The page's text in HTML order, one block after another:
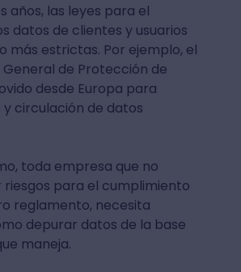
años, las leyes para el
datos de clientes y usuarios
más estrictas. Por ejemplo, el
de Protección de
desde Europa para
y circulación de datos
toda empresa que no
riesgos para el cumplimiento
reglamento, necesita
depurar datos de la base
maneja.